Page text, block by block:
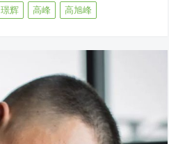
辉 高峰 高旭峰